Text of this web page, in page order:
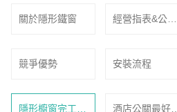
關於隱形鐵窗
經營指表&公司
競爭優勢 安裝流程
隱形櫥窗完工案
酒店公關最好